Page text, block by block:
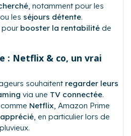
, notamment pour les
ou les séjours détente.
pour booster la rentabilité de
: Netflix & co, un vrai
souhaitent regarder leurs
via une TV connectée.
Netflix, Amazon Prime
, en particulier lors de